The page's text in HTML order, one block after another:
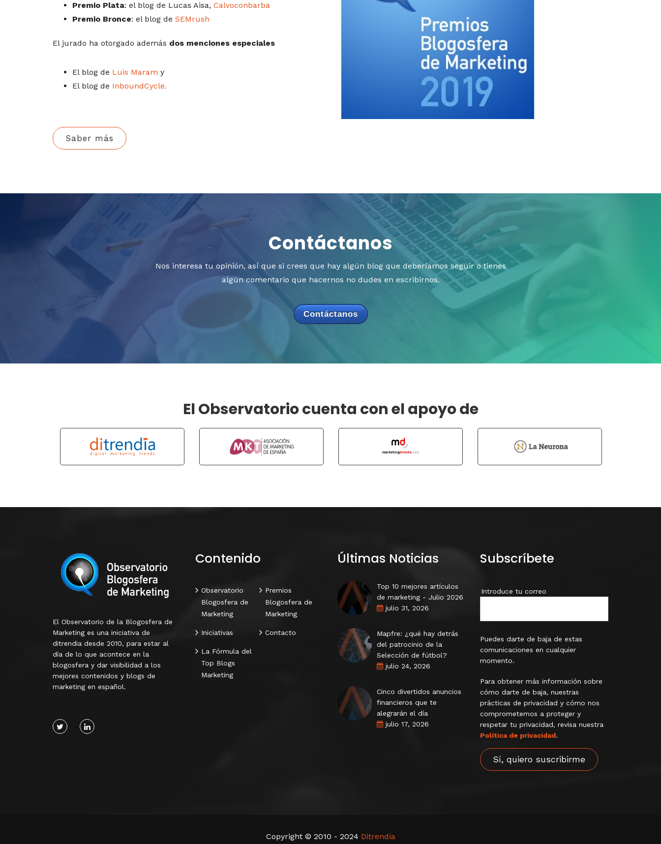
Premio Plata: el blog de Lucas Aisa, Calvoconbarba
Premio Bronce: el blog de SEMrush
El jurado ha otorgado además dos menciones especiales
El blog de Luis Maram y
El blog de InboundCycle.
Saber más
Contáctanos
Nos interesa tu opinión, así que si crees que hay algún blog que deberíamos seguir o tienes
algún comentario que hacernos no dudes en escribirnos.
Contáctanos
El Observatorio cuenta con el apoyo de
El Observatorio de la Blogosfera de
Marketing es una iniciativa de
ditrendia desde 2010, para estar al
día de lo que acontece en la
blogosfera y dar visibilidad a los
mejores contenidos y blogs de
marketing en español.
Contenido
Observatorio
Blogosfera de
Marketing
Premios
Blogosfera de
Marketing
Iniciativas Contacto
La Fórmula del
Top Blogs
Marketing
Últimas Noticias
Top 10 mejores artículos
de marketing - Julio 2026
julio 31, 2026
Mapfre: ¿qué hay detrás
del patrocinio de la
Selección de fútbol?
julio 24, 2026
Cinco divertidos anuncios
financieros que te
alegrarán el día
julio 17, 2026
Subscríbete
Introduce tu correo
Puedes darte de baja de estas
comunicaciones en cualquier
momento.
Para obtener más información sobre
cómo darte de baja, nuestras
prácticas de privacidad y cómo nos
comprometemos a proteger y
respetar tu privacidad, revisa nuestra
Política de privacidad.
Copyright © 2010 - 2024 Ditrendia